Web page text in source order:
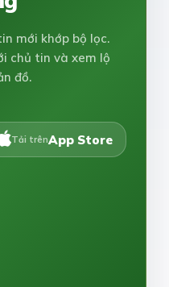
mới khớp bộ lọc.
chủ tin và xem lộ
đồ.
Tải trênApp Store